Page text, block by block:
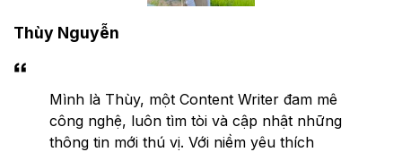
Thùy Nguyễn
Mình là Thùy, một Content Writer đam mê
công nghệ, luôn tìm tòi và cập nhật những
thông tin mới thú vị. Với niềm yêu thích